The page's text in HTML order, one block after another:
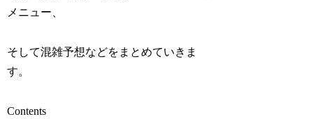
メニュー、
そして混雑予想などをまとめていきま
す。
Contents